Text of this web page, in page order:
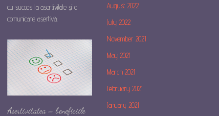
cu succes la asertivitate și o
comunicare asertivă.
Asertivitatea – beneficiile
August 2022
July 2022
November 2021
May 2021
March 2021
February 2021
January 2021